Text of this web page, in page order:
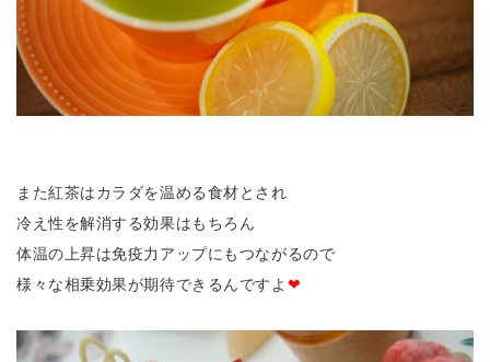
また紅茶はカラダを温める食材とされ
冷え性を解消する効果はもちろん
体温の上昇は免疫力アップにもつながるので
様々な相乗効果が期待できるんですよ ❤